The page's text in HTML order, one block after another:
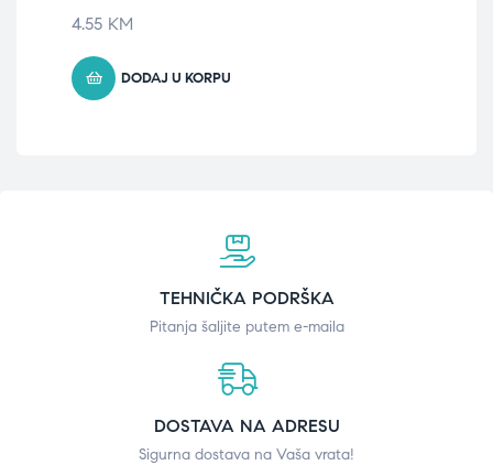
4.55 KM
DODAJ U KORPU
TEHNIČKA PODRŠKA
Pitanja šaljite putem e-maila
DOSTAVA NA ADRESU
Sigurna dostava na Vaša vrata!